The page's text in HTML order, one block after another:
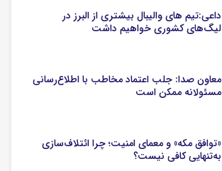
داعی:تیم های والیبال بیشتری از البرز در
لیگ‌های کشوری خواهیم داشت
معاون صدا: جلب اعتماد مخاطب با اطلاع‌رسانی
مسئولانه ممکن است
«توافق مکه» و معمای امنیت؛ چرا ائتلاف‌سازی
به‌تنهایی کافی نیست؟